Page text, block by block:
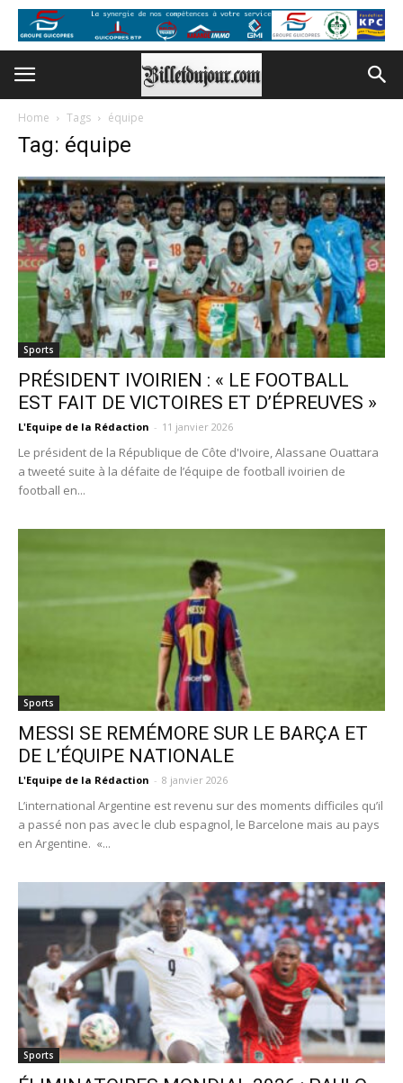
Home Tags équipe
Tag: équipe
Sports
PRÉSIDENT IVOIRIEN : « LE FOOTBALL
EST FAIT DE VICTOIRES ET D’ÉPREUVES »
L'Equipe de la Rédaction - 11 janvier 2026
Le président de la République de Côte d'Ivoire, Alassane Ouattara
a tweeté suite à la défaite de l’équipe de football ivoirien de
football en...
Sports
MESSI SE REMÉMORE SUR LE BARÇA ET
DE L’ÉQUIPE NATIONALE
L'Equipe de la Rédaction - 8 janvier 2026
L’international Argentine est revenu sur des moments difficiles qu’il
a passé non pas avec le club espagnol, le Barcelone mais au pays
en Argentine. «...
Sports